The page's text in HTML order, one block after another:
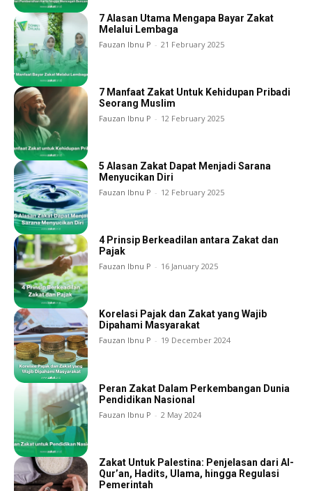
7 Alasan Utama Mengapa Bayar Zakat
Melalui Lembaga
Fauzan Ibnu P - 21 February 2025
7 Manfaat Zakat Untuk Kehidupan Pribadi
Seorang Muslim
Fauzan Ibnu P - 12 February 2025
5 Alasan Zakat Dapat Menjadi Sarana
Menyucikan Diri
Fauzan Ibnu P - 12 February 2025
4 Prinsip Berkeadilan antara Zakat dan
Pajak
Fauzan Ibnu P - 16 January 2025
Korelasi Pajak dan Zakat yang Wajib
Dipahami Masyarakat
Fauzan Ibnu P - 19 December 2024
Peran Zakat Dalam Perkembangan Dunia
Pendidikan Nasional
Fauzan Ibnu P - 2 May 2024
Zakat Untuk Palestina: Penjelasan dari Al-
Qur’an, Hadits, Ulama, hingga Regulasi
Pemerintah